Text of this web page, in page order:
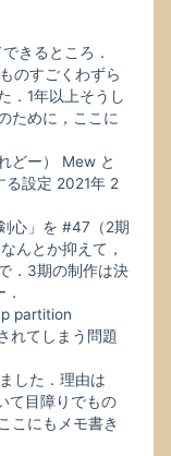
きるところ．
のすごくわずら
．1年以上そうし
ために，ここに
どー） Mew と
る設定 2021年 2
心」を #47（2期
んとか抑えて，
．3期の制作は決
partition
れてしまう問題
した．理由は
て目障りでもの
こにもメモ書き